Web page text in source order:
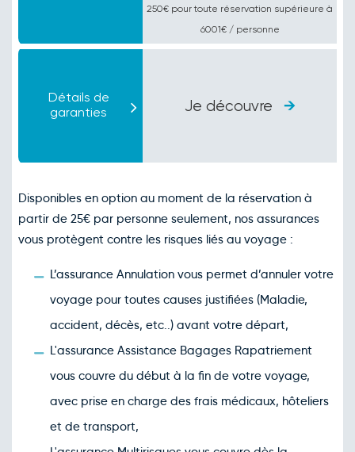
250€ pour toute réservation supérieure à
6001€ / personne
Détails de
garanties
Je découvre
Disponibles en option au moment de la réservation à
partir de 25€ par personne seulement, nos assurances
vous protègent contre les risques liés au voyage :
L’assurance Annulation vous permet d’annuler votre
voyage pour toutes causes justifiées (Maladie,
accident, décès, etc..) avant votre départ,
L'assurance Assistance Bagages Rapatriement
vous couvre du début à la fin de votre voyage,
avec prise en charge des frais médicaux, hôteliers
et de transport,